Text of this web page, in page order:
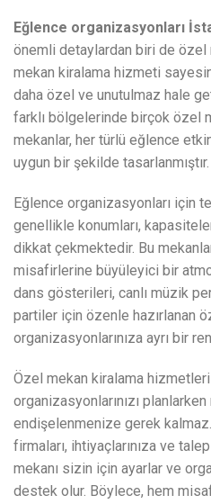
Eğlence organizasyonları
önemli detaylardan biri de özel
mekan kiralama hizmeti
daha özel ve unutulmaz hale
farklı bölgelerinde birçok özel
mekanlar, her türlü eğlence
uygun bir şekilde tasarlanmıştır.
Eğlence organizasyonları için
genellikle konumları,
dikkat çekmektedir. Bu
misafirlerine büyüleyici bir
dans gösterileri, canlı müzik
partiler için özenle hazırlanan
organizasyonlarınıza ayrı bir
Özel mekan kiralama
organizasyonlarınızı
endişelenmenize gerek
firmaları, ihtiyaçlarınıza ve
mekanı sizin için ayarlar ve
destek olur. Böylece, hem